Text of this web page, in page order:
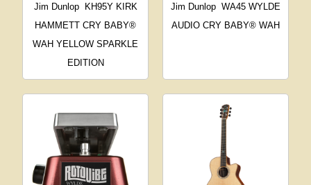
Jim Dunlop
KH95Y KIRK
HAMMETT CRY BABY®
WAH YELLOW SPARKLE
EDITION
Jim Dunlop WA45 WYLDE
AUDIO CRY BABY® WAH